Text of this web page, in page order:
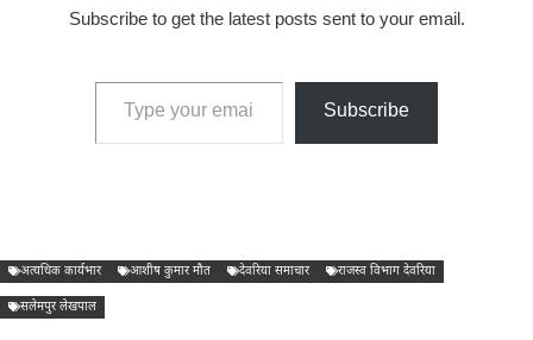
Subscribe to get the latest posts sent to your email.
Type your email…
Subscribe
अत्यधिक कार्यभार आशीष कुमार मौत देवरिया समाचार राजस्व विभाग देवरिया
सलेमपुर लेखपाल